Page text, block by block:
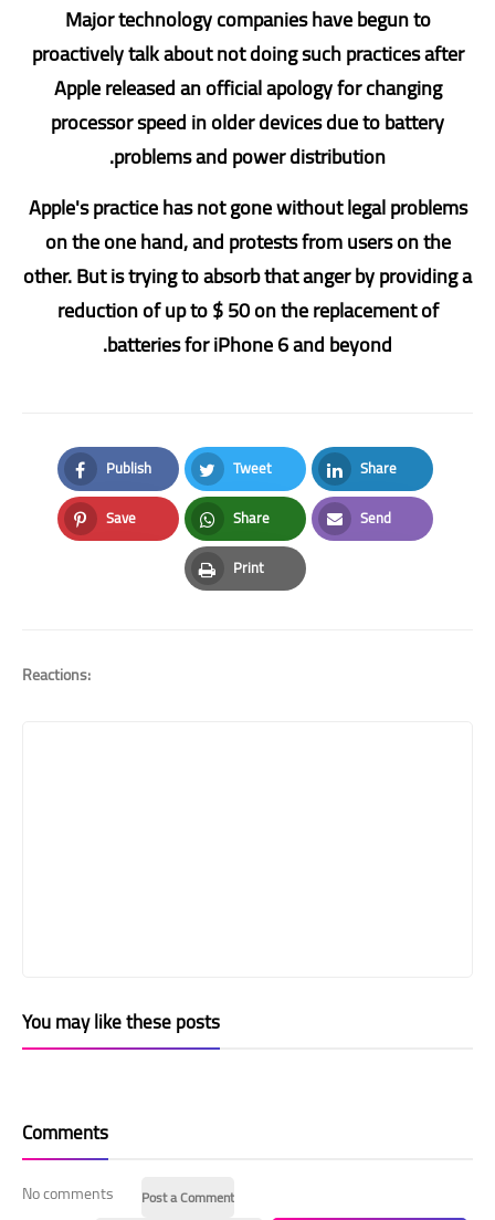
Major technology companies have begun to
proactively talk about not doing such practices after
Apple released an official apology for changing
processor speed in older devices due to battery
problems and power distribution.
Apple's practice has not gone without legal problems
on the one hand, and protests from users on the
other. But is trying to absorb that anger by providing a
reduction of up to $ 50 on the replacement of
batteries for iPhone 6 and beyond.
Publish
Facebook
Tweet
Twitter
Share
LinkedIn
Save
Pinterest
Share
Whatsapp
Send
Email
Print
Print
Reactions:
You may like these posts
Comments
No comments
Post a Comment